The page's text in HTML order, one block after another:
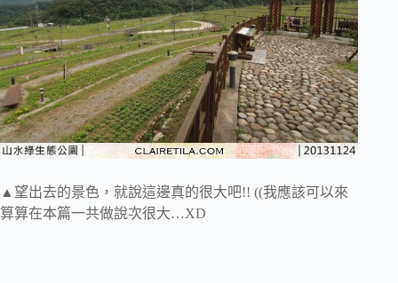
▲望出去的景色，就說這邊真的很大吧!! ((我應該可以來
算算在本篇一共做說次很大…XD